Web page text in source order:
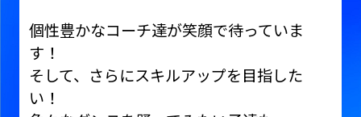
個性豊かなコーチ達が笑顔で待っていま
す！
そして、さらにスキルアップを目指した
い！